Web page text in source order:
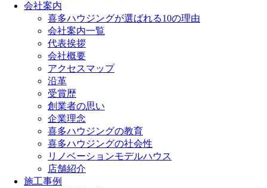
会社案内
喜多ハウジングが選ばれる10の理由
会社案内一覧
代表挨拶
会社概要
アクセスマップ
沿革
受賞歴
創業者の思い
企業理念
喜多ハウジングの教育
喜多ハウジングの社会性
リノベーションモデルハウス
店舗紹介
施工事例